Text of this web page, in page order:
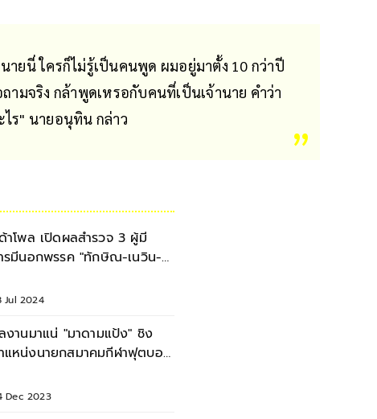
ายนี่ ใครก็ไม่รู้เป็นคนพูด ผมอยู่มาตั้ง 10 กว่าปี
ามจริง กล้าพูดเหรอกับคนที่เป็นเจ้านาย คำว่า
ร" นายอนุทิน กล่าว
าโพล เปิดผลสำรวจ 3 ผู้มี
รมีนอกพรรค "ทักษิณ-เนวิน-
Jul 2024
งานมาแน่ "มาดามแป้ง" ชิง
แหน่งนายกสมาคมกีฬาฟุตบอล
Dec 2023